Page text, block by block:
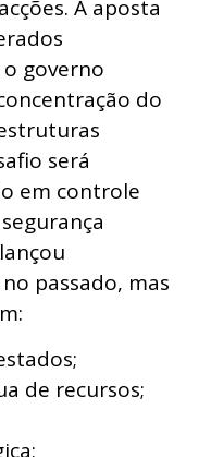
A aposta
governo
do
será
em controle
passado, mas
de recursos;